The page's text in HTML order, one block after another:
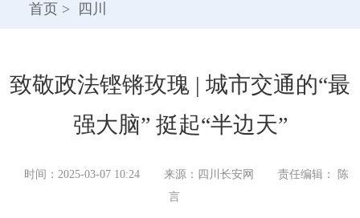
首页 > 四川
致敬政法铿锵玫瑰 | 城市交通的“最
强大脑” 挺起“半边天”
时间：2025-03-07 10:24 来源：四川长安网
责任编辑： 陈
言